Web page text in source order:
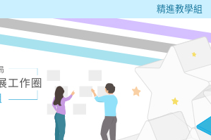
精進教學組